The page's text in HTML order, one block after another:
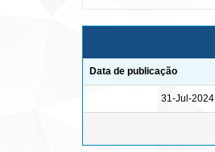
Data de publicação
31-Jul-2024